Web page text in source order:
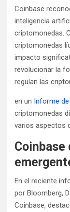
Coinbase
inteligencia
criptomonedas.
criptomonedas
impacto
revolucionar la
regulan las
en un Informe
criptomonedas
varios aspectos
En el reciente
por Bloomberg,
Coinbase,